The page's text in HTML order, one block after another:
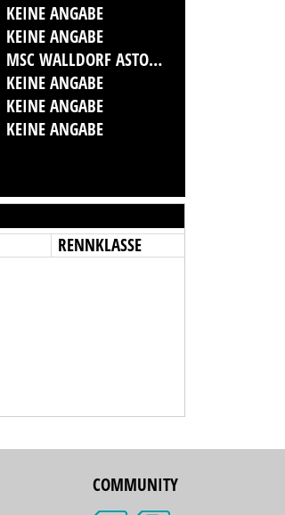
KEINE ANGABE
KEINE ANGABE
MSC WALLDORF ASTORIA E.V. IM ADAC
KEINE ANGABE
KEINE ANGABE
KEINE ANGABE
RENNKLASSE
COMMUNITY